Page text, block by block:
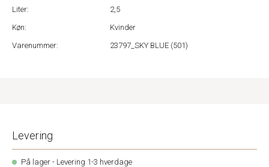
Liter:
2,5
Køn:
Kvinder
Varenummer:
23797_SKY BLUE (501)
Levering
På lager - Levering 1-3 hverdage